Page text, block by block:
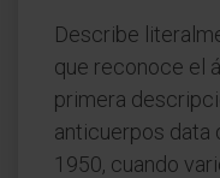
Describe
que reconoce el
primera
anticuerpos data
1950, cuando